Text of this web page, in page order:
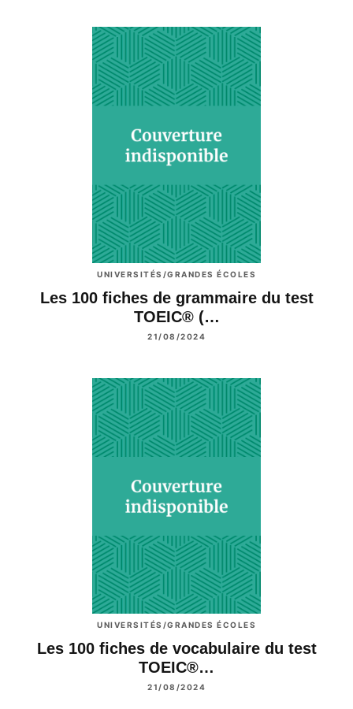
UNIVERSITÉS/GRANDES ÉCOLES
Les 100 fiches de grammaire du test
TOEIC® (…
21/08/2024
UNIVERSITÉS/GRANDES ÉCOLES
Les 100 fiches de vocabulaire du test
TOEIC®…
21/08/2024